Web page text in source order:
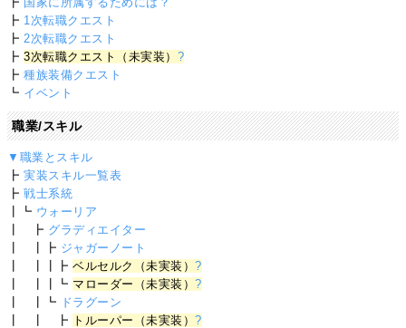
┣ 1次転職クエスト
┣2次転職クエスト
┣3次転職クエスト（未実装） ?
┣種族装備クエスト
┗ イベント
職業/スキル
▼職業とスキル
┣実装スキル一覧表
┣戦士系統
┃┗ ウォーリア
┃ ┣ グラディエイター
┃ ┃┣ ジャガーノート
┃ ┃┃┣ベルセルク（未実装）?
┃ ┃┃┗ マローダー（未実装）?
┃ ┃┗ ドラグーン
┃ ┃ ┣ トルーパー（未実装）?